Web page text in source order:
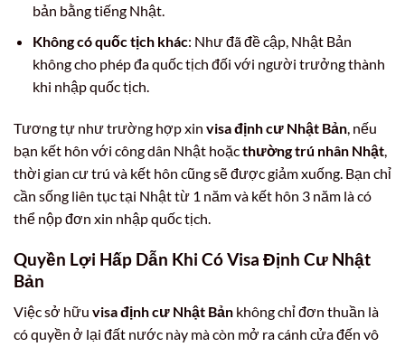
bản bằng tiếng Nhật.
Không có quốc tịch khác: Như đã đề cập, Nhật Bản
không cho phép đa quốc tịch đối với người trưởng thành
khi nhập quốc tịch.
Tương tự như trường hợp xin visa định cư Nhật Bản, nếu
bạn kết hôn với công dân Nhật hoặcthường trú nhân Nhật,
thời gian cư trú và kết hôn cũng sẽ được giảm xuống. Bạn chỉ
cần sống liên tục tại Nhật từ 1 năm và kết hôn 3 năm là có
thể nộp đơn xin nhập quốc tịch.
Quyền Lợi Hấp Dẫn Khi Có Visa Định Cư Nhật
Bản
Việc sở hữu visa định cư Nhật Bản không chỉ đơn thuần là
có quyền ở lại đất nước này mà còn mở ra cánh cửa đến vô